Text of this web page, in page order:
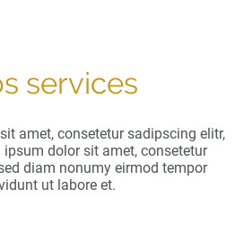
services
amet, consetetur sadipscing elitr,
dolor sit amet, consetetur
diam nonumy eirmod tempor
ut labore et.